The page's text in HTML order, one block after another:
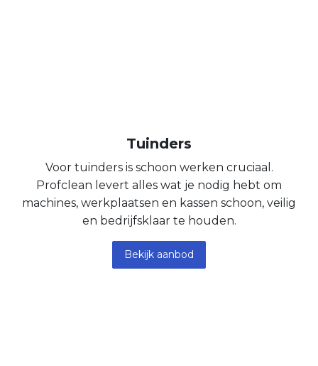
Tuinders
Voor tuinders is schoon werken cruciaal.
Profclean levert alles wat je nodig hebt om
machines, werkplaatsen en kassen schoon, veilig
en bedrijfsklaar te houden.
Bekijk aanbod